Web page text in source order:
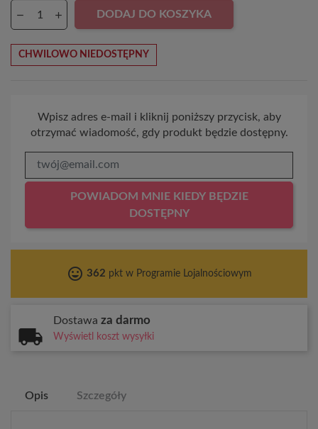
DODAJ DO KOSZYKA
CHWILOWO NIEDOSTĘPNY
Wpisz adres e-mail i kliknij poniższy przycisk, aby
otrzymać wiadomość, gdy produkt będzie dostępny.
POWIADOM MNIE KIEDY BĘDZIE
DOSTĘPNY
tag_faces 362 pkt w Programie Lojalnościowym
Dostawa za darmo
Wyświetl koszt wysyłki
Opis Szczegóły